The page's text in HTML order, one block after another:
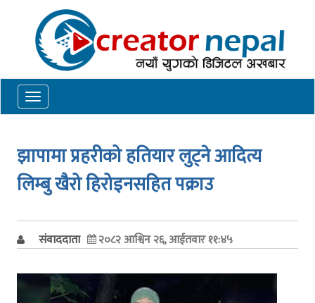
Toggle
navigation
झापामा प्रहरीको हतियार लुट्ने आदित्य
लिम्बु खैरो हिरोइनसहित पक्राउ
संवाददाता २०८२ आश्विन २६, आईतवार ११:४५